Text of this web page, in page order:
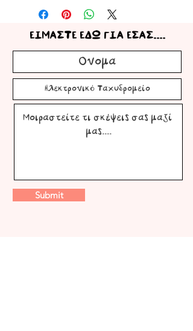
ΕΙΜΑΣΤΕ ΕΔΩ ΓΙΑ ΕΣΑΣ....
Submit